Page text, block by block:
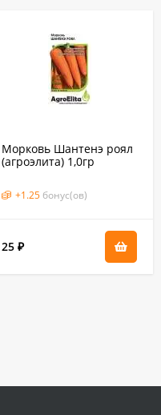
Морковь Шантенэ роял
(агроэлита) 1,0гр
+1.25 бонус(ов)
25 ₽